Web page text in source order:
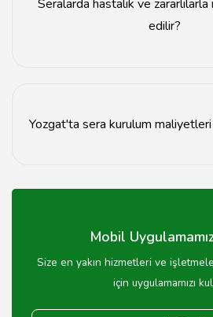
Seralarda hastalık ve zararlılarla
edilir?
Yozgat'ta sera kurulum
büyüklüğe bağlı olarak değişiklik
Mobil
Size en yakın hizmetleri ve
için uygulamamızı